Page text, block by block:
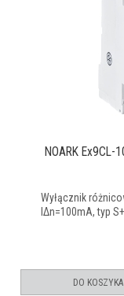
NOARK Ex9CL-
Wyłącznik
IΔn=100mA, typ
DO KOSZYKA